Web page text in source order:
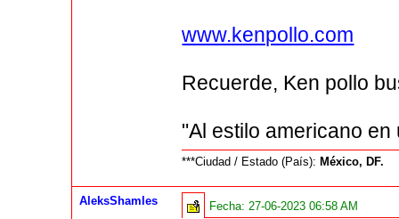
www.kenpollo.com
Recuerde, Ken pollo
"Al estilo americano en
***Ciudad / Estado (País): México, DF.
AleksShamles Fecha:27-06-2023 06:58 AM